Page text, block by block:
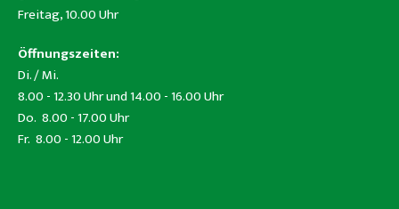
Freitag, 10.00 Uhr
Öffnungszeiten:
Di. / Mi.
8.00 - 12.30 Uhr und 14.00 - 16.00 Uhr
Do. 8.00 - 17.00 Uhr
Fr. 8.00 - 12.00 Uhr